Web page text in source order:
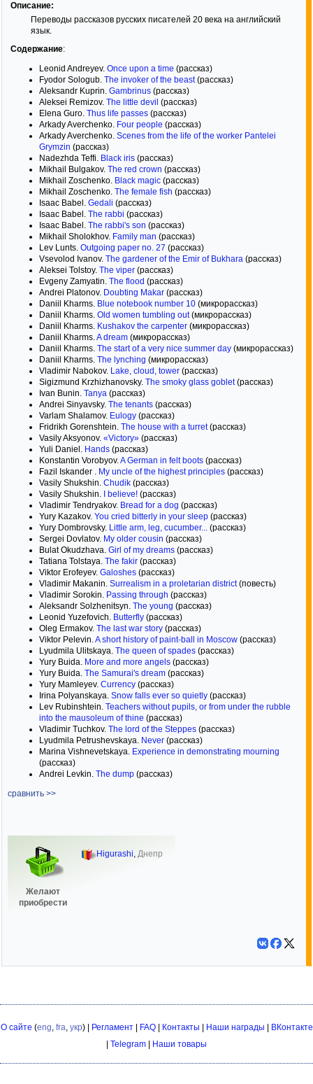
Описание:
Переводы рассказов русских писателей 20 века на английский
язык.
Содержание:
Leonid Andreyev. Once upon a time (рассказ)
Fyodor Sologub. The invoker of the beast(рассказ)
Aleksandr Kuprin. Gambrinus (рассказ)
Aleksei Remizov. The little devil (рассказ)
Elena Guro. Thus life passes (рассказ)
Arkady Averchenko. Four people (рассказ)
Arkady Averchenko. Scenes from the life of the worker Pantelei
Grymzin (рассказ)
Nadezhda Teffi. Black iris (рассказ)
Mikhail Bulgakov. The red crown (рассказ)
Mikhail Zoschenko. Black magic (рассказ)
Mikhail Zoschenko. The female fish (рассказ)
Isaac Babel. Gedali (рассказ)
Isaac Babel. The rabbi (рассказ)
Isaac Babel. The rabbi's son (рассказ)
Mikhail Sholokhov. Family man (рассказ)
Lev Lunts. Outgoing paper no. 27 (рассказ)
Vsevolod Ivanov. The gardener of the Emir of Bukhara (рассказ)
Aleksei Tolstoy. The viper (рассказ)
Evgeny Zamyatin. The flood (рассказ)
Andrei Platonov. Doubting Makar (рассказ)
Daniil Kharms. Blue notebook number 10 (микрорассказ)
Daniil Kharms. Old women tumbling out(микрорассказ)
Daniil Kharms. Kushakov the carpenter (микрорассказ)
Daniil Kharms.A dream (микрорассказ)
Daniil Kharms. The start of a very nice summer day (микрорассказ)
Daniil Kharms. The lynching (микрорассказ)
Vladimir Nabokov. Lake, cloud, tower (рассказ)
Sigizmund Krzhizhanovsky. The smoky glass goblet(рассказ)
Ivan Bunin. Tanya (рассказ)
Andrei Sinyavsky. The tenants (рассказ)
Varlam Shalamov. Eulogy (рассказ)
Fridrikh Gorenshtein. The house with a turret(рассказ)
Vasily Aksyonov. «Victory» (рассказ)
Yuli Daniel. Hands (рассказ)
Konstantin Vorobyov.A German in felt boots (рассказ)
Fazil Iskander . My uncle of the highest principles (рассказ)
Vasily Shukshin. Chudik (рассказ)
Vasily Shukshin.
I believe! (рассказ)
Vladimir Tendryakov. Bread for a dog (рассказ)
Yury Kazakov. You cried bitterly in your sleep (рассказ)
Yury Dombrovsky. Little arm, leg, cucumber... (рассказ)
Sergei Dovlatov. My older cousin (рассказ)
Bulat Okudzhava. Girl of my dreams (рассказ)
Tatiana Tolstaya. The fakir (рассказ)
Viktor Erofeyev. Galoshes (рассказ)
Vladimir Makanin. Surrealism in a proletarian district(повесть)
Vladimir Sorokin. Passing through (рассказ)
Aleksandr Solzhenitsyn. The young (рассказ)
Leonid Yuzefovich. Butterfly (рассказ)
Oleg Ermakov. The last war story (рассказ)
Viktor Pelevin.A short history of paint-ball in Moscow (рассказ)
Lyudmila Ulitskaya. The queen of spades (рассказ)
Yury Buida. More and more angels (рассказ)
Yury Buida. The Samurai's dream (рассказ)
Yury Mamleyev. Currency (рассказ)
Irina Polyanskaya. Snow falls ever so quietly (рассказ)
Lev Rubinshtein. Teachers without pupils, or from under the rubble
into the mausoleum of thine (рассказ)
Vladimir Tuchkov. The lord of the Steppes (рассказ)
Lyudmila Petrushevskaya. Never (рассказ)
Marina Vishnevetskaya. Experience in demonstrating mourning
(рассказ)
Andrei Levkin. The dump (рассказ)
сравнить >>
Желают
приобрести
Higurashi, Днепр
О сайте (eng, fra, укр) | Регламент| FAQ| Контакты Наши награды
ВКонтакте
Telegram Наши товары